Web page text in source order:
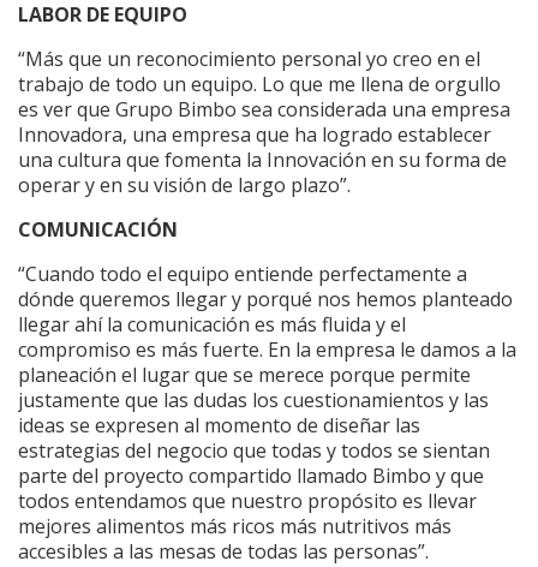
LABOR DE EQUIPO
“Más que un reconocimiento personal yo creo en el
trabajo de todo un equipo. Lo que me llena de orgullo
es ver que Grupo Bimbo sea considerada una empresa
Innovadora, una empresa que ha logrado establecer
una cultura que fomenta la Innovación en su forma de
operar y en su visión de largo plazo”.
COMUNICACIÓN
“Cuando todo el equipo entiende perfectamente a
dónde queremos llegar y porqué nos hemos planteado
llegar ahí la comunicación es más fluida y el
compromiso es más fuerte. En la empresa le damos a la
planeación el lugar que se merece porque permite
justamente que las dudas los cuestionamientos y las
ideas se expresen al momento de diseñar las
estrategias del negocio que todas y todos se sientan
parte del proyecto compartido llamado Bimbo y que
todos entendamos que nuestro propósito es llevar
mejores alimentos más ricos más nutritivos más
accesibles a las mesas de todas las personas”.